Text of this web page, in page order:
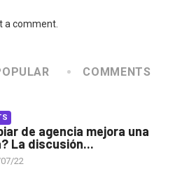
a comment.
COMMENTS
de agencia mejora una
La discusión...
22